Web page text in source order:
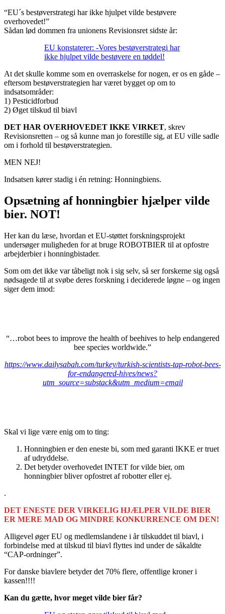
“EU´s bestøverstrategi har ikke hjulpet vilde bestøvere
overhovedet!”
Sådan lød dommen fra unionens Revisionsret sidste år:
EU konstaterer: -Vores bestøverstrategi har
ikke hjulpet vilde bestøvere en tøddel!
At det skulle komme som en overraskelse for nogen, er os en gåde –
eftersom bestøverstrategien har været bygget op om to
indsatsområder:
1) Pesticidforbud
2) Øget tilskud til biavl
DET HAR OVERHOVEDET IKKE VIRKET, skrev
Revisionsretten – og så kunne man jo forestille sig, at EU ville sadle
om i forhold til bestøverstrategien.
MEN NEJ!
Indsatsen kører stadig i én retning: Honningbiens.
Opsætning af honningbier hjælper vilde
bier. NOT!
Her kan du læse, hvordan et EU-støttet forskningsprojekt
undersøger muligheden for at bruge ROBOTBIER til at opfostre
arbejderbier i honningbistader.
Som om det ikke var tåbeligt nok i sig selv, så ser forskerne sig også
nødsagede til at svøbe deres forskning i deciderede løgne – og ingen
siger dem imod:
“…robot bees to improve the health of beehives to help endangered
bee species worldwide.”
https://www.dailysabah.com/turkey/turkish-scientists-tap-robot-bees-
for-endangered-hives/news?
utm_source=substack&utm_medium=email
Skal vi lige være enig om to ting:
Honningbien er den eneste bi, som med garanti IKKE er truet
af udryddelse.
Det betyder overhovedet INTET for vilde bier, om
honningbier bliver opfostret af robotter eller ej.
.
DET ENESTE DER VIRKELIG HJÆLPER VILDE BIER
ER MERE MAD OG MINDRE KONKURRENCE OM DEN!
Alligevel øger EU og medlemslandene i år tilskuddet til biavl, i
forbindelse med at tilskud til biavl flyttes ind under de såkaldte
“CAP-ordninger”.
For danske biavlere betyder det 70% flere, offentlige kroner i
kassen!!!!
Kan du gætte, hvor meget vilde bier får?